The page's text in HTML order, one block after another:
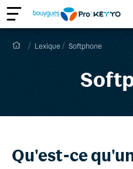
Lexique Softphone
Qu'est-ce